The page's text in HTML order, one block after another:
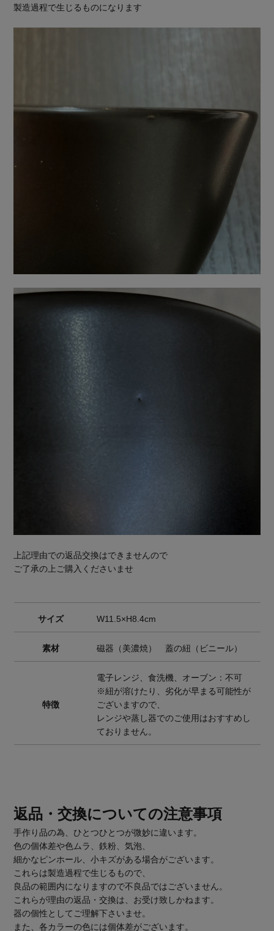
製造過程で生じるものになります
上記理由での返品交換はできませんので
ご了承の上ご購入くださいませ
サイズ W11.5×H8.4cm
素材 磁器（美濃焼） 蓋の紐（ビニール）
特徴
電子レンジ、食洗機、オーブン：不可
※紐が溶けたり、劣化が早まる可能性が
ございますので、
レンジや蒸し器でのご使用はおすすめし
ておりません。
返品・交換についての注意事項
手作り品の為、ひとつひとつが微妙に違います。
色の個体差や色ムラ、鉄粉、気泡、
細かなピンホール、小キズがある場合がございます。
これらは製造過程で生じるもので、
良品の範囲内になりますので不良品ではございません。
これらが理由の返品・交換は、お受け致しかねます。
器の個性としてご理解下さいませ。
また、各カラーの色には個体差がございます。